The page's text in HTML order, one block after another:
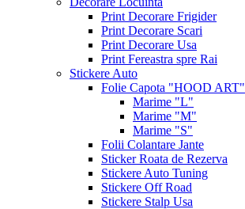
Print Decorare Frigider
Print Decorare Scari
Print Decorare Usa
Print Fereastra spre Rai
Stickere Auto
Folie Capota "HOOD ART"
Marime "L"
Marime "M"
Marime "S"
Folii Colantare Jante
Sticker Roata de Rezerva
Stickere Auto Tuning
Stickere Off Road
Stickere Stalp Usa